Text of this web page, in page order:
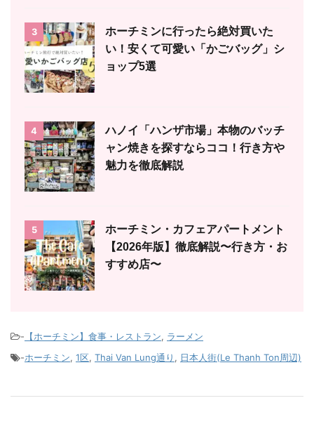
3
ホーチミンに行ったら絶対買いた
い！安くて可愛い「かごバッグ」シ
ョップ5選
4
ハノイ「ハンザ市場」本物のバッチ
ャン焼きを探すならココ！行き方や
魅力を徹底解説
5
ホーチミン・カフェアパートメント
【2026年版】徹底解説〜行き方・お
すすめ店〜
- 【ホーチミン】食事・レストラン, ラーメン
-ホーチミン, 1区, Thai Van Lung通り , 日本人街(Le Thanh Ton周辺)